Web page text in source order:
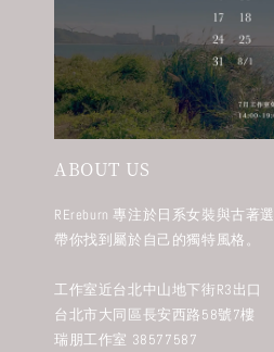
ABOUT US
REreburn 專注於日系女裝與古著
帶你找到屬於自己的獨特風格。
工作室近台北中山地下街R3出口
台北市大同區長安西路58號7樓
瑞朋工作室 38577587